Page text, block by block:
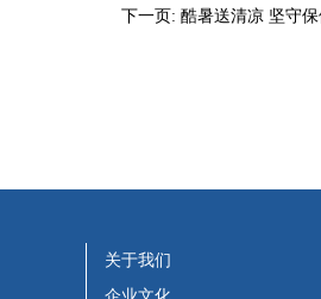
下一页: 酷暑送清凉 坚守
关于我们